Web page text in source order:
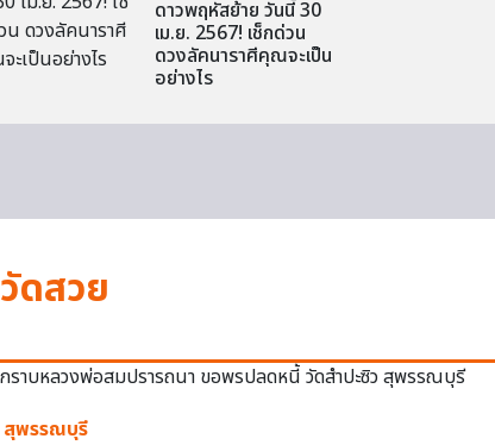
ดาวพฤหัสย้าย วันนี้ 30
เม.ย. 2567! เช็กด่วน
ดวงลัคนาราศีคุณจะเป็น
อย่างไร
วัดสวย
สุพรรณบุรี